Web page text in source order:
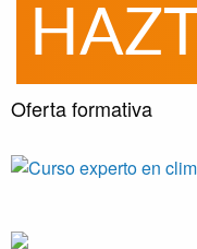
Oferta formativa